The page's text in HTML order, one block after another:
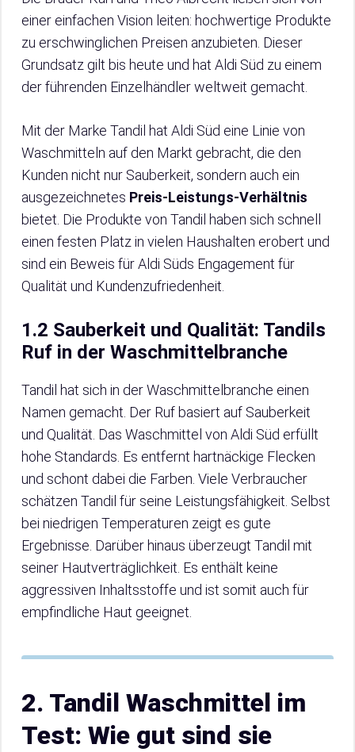
einer einfachen Vision leiten: hochwertige Produkte
zu erschwinglichen Preisen anzubieten. Dieser
Grundsatz gilt bis heute und hat Aldi Süd zu einem
der führenden Einzelhändler weltweit gemacht.
Mit der Marke Tandil hat Aldi Süd eine Linie von
Waschmitteln auf den Markt gebracht, die den
Kunden nicht nur Sauberkeit, sondern auch ein
ausgezeichnetes Preis-Leistungs-Verhältnis
bietet. Die Produkte von Tandil haben sich schnell
einen festen Platz in vielen Haushalten erobert und
sind ein Beweis für Aldi Süds Engagement für
Qualität und Kundenzufriedenheit.
1.2 Sauberkeit und Qualität: Tandils
Ruf in der Waschmittelbranche
Tandil hat sich in der Waschmittelbranche einen
Namen gemacht. Der Ruf basiert auf Sauberkeit
und Qualität. Das Waschmittel von Aldi Süd erfüllt
hohe Standards. Es entfernt hartnäckige Flecken
und schont dabei die Farben. Viele Verbraucher
schätzen Tandil für seine Leistungsfähigkeit. Selbst
bei niedrigen Temperaturen zeigt es gute
Ergebnisse. Darüber hinaus überzeugt Tandil mit
seiner Hautverträglichkeit. Es enthält keine
aggressiven Inhaltsstoffe und ist somit auch für
empfindliche Haut geeignet.
2. Tandil Waschmittel im
Test: Wie gut sind sie